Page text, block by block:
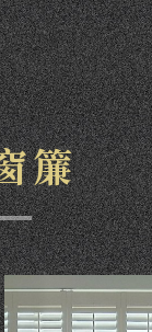
簾